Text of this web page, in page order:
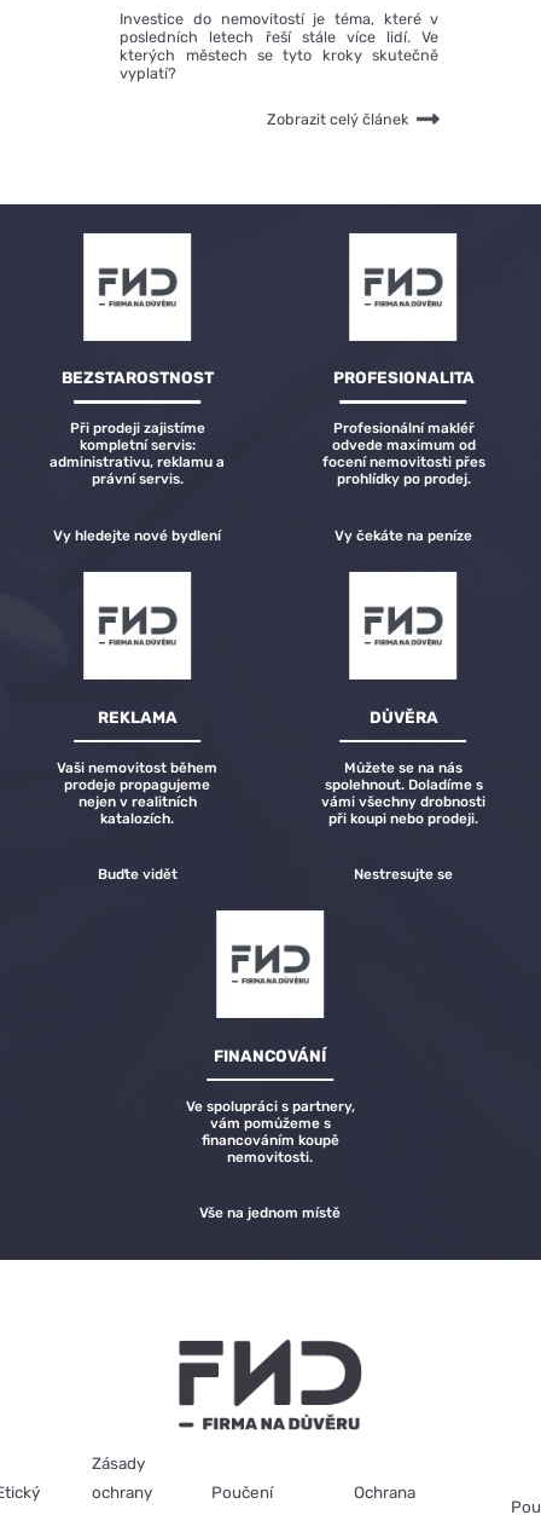
Investice do nemovitostí je téma, které v
posledních letech řeší stále více lidí. Ve
kterých městech se tyto kroky skutečně
vyplatí?
Zobrazit celý článek
BEZSTAROSTNOST
Při prodeji zajistíme
kompletní servis:
administrativu, reklamu a
právní servis.
Vy hledejte nové bydlení
PROFESIONALITA
Profesionální makléř
odvede maximum od
focení nemovitosti přes
prohlídky po prodej.
Vy čekáte na peníze
REKLAMA
Vaši nemovitost během
prodeje propagujeme
nejen v realitních
katalozích.
Buďte vidět
DŮVĚRA
Můžete se na nás
spolehnout. Doladíme s
vámi všechny drobnosti
při koupi nebo prodeji.
Nestresujte se
FINANCOVÁNÍ
Ve spolupráci s partnery,
vám pomůžeme s
financováním koupě
nemovitosti.
Vše na jednom místě
Zásady
ochrany
Poučení
Ochrana